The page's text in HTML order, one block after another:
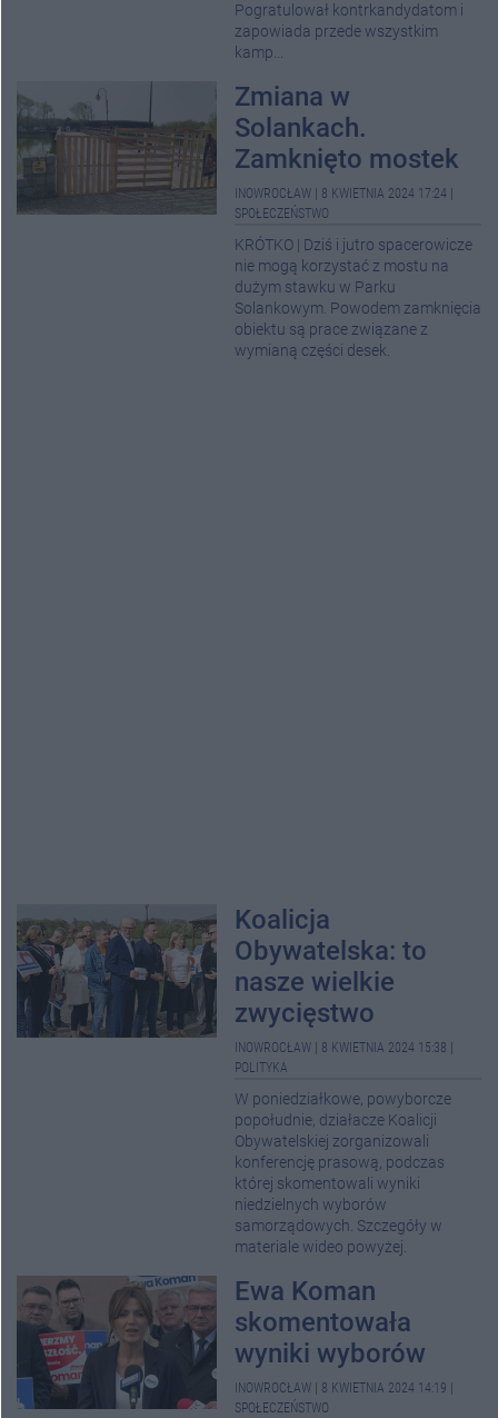
Pogratulował kontrkandydatom i
zapowiada przede wszystkim
kamp...
Zmiana w
Solankach.
Zamknięto mostek
INOWROCŁAW 8 KWIETNIA 2024 17:24
SPOŁECZEŃSTWO
KRÓTKO | Dziś i jutro spacerowicze
nie mogą korzystać z mostu na
dużym stawku w Parku
Solankowym. Powodem zamknięcia
obiektu są prace związane z
wymianą części desek.
Koalicja
Obywatelska: to
nasze wielkie
zwycięstwo
INOWROCŁAW 8 KWIETNIA 2024 15:38
POLITYKA
W poniedziałkowe, powyborcze
popołudnie, działacze Koalicji
Obywatelskiej zorganizowali
konferencję prasową, podczas
której skomentowali wyniki
niedzielnych wyborów
samorządowych. Szczegóły w
materiale wideo powyżej.
Ewa Koman
skomentowała
wyniki wyborów
INOWROCŁAW 8 KWIETNIA 2024 14:19
SPOŁECZEŃSTWO